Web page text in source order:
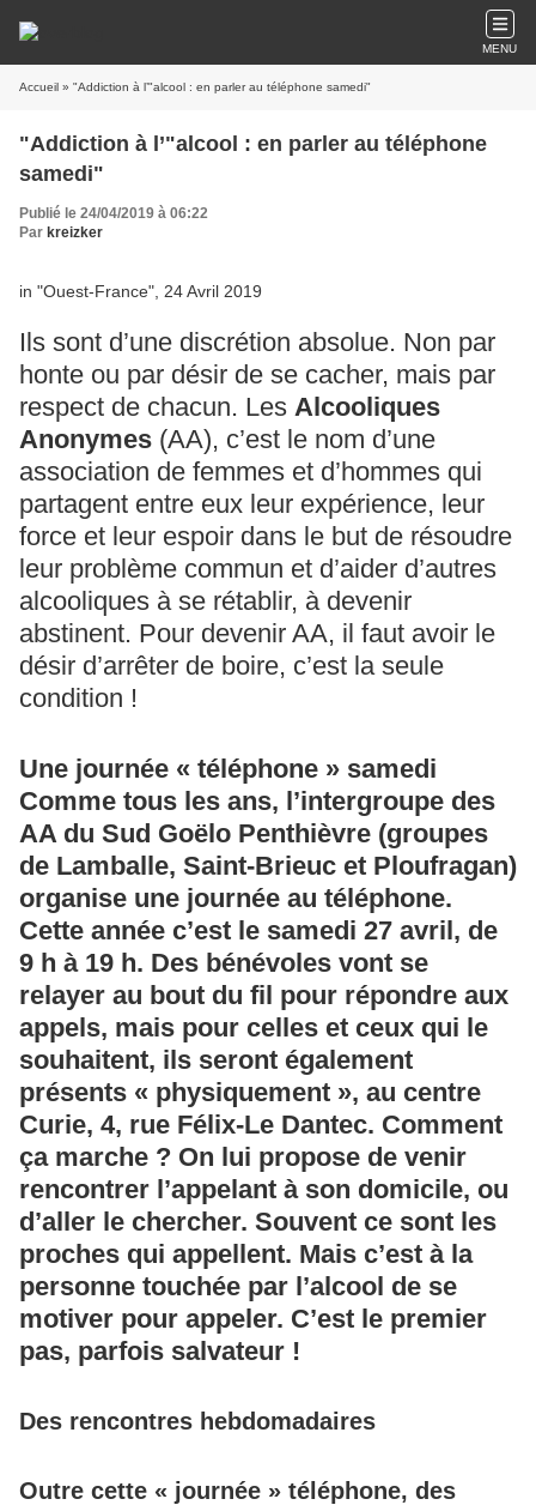
MENU
Accueil » "Addiction à l’"alcool : en parler au téléphone samedi"
"Addiction à l’"alcool : en parler au téléphone
samedi"
Publié le 24/04/2019 à 06:22
Par kreizker
in "Ouest-France", 24 Avril 2019
Ils sont d’une discrétion absolue. Non par
honte ou par désir de se cacher, mais par
respect de chacun. Les Alcooliques
Anonymes (AA), c’est le nom d’une
association de femmes et d’hommes qui
partagent entre eux leur expérience, leur
force et leur espoir dans le but de résoudre
leur problème commun et d’aider d’autres
alcooliques à se rétablir, à devenir
abstinent. Pour devenir AA, il faut avoir le
désir d’arrêter de boire, c’est la seule
condition !
Une journée « téléphone » samedi
Comme tous les ans, l’intergroupe des
AA du Sud Goëlo Penthièvre (groupes
de Lamballe, Saint-Brieuc et Ploufragan)
organise une journée au téléphone.
Cette année c’est le samedi 27 avril, de
9 h à 19 h. Des bénévoles vont se
relayer au bout du fil pour répondre aux
appels, mais pour celles et ceux qui le
souhaitent, ils seront également
présents « physiquement », au centre
Curie, 4, rue Félix-Le Dantec. Comment
ça marche ? On lui propose de venir
rencontrer l’appelant à son domicile, ou
d’aller le chercher. Souvent ce sont les
proches qui appellent. Mais c’est à la
personne touchée par l’alcool de se
motiver pour appeler. C’est le premier
pas, parfois salvateur !
Des rencontres hebdomadaires
Outre cette « journée » téléphone, des